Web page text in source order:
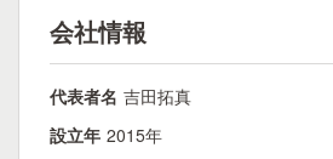
会社情報
代表者名 吉田拓真
設立年 2015年